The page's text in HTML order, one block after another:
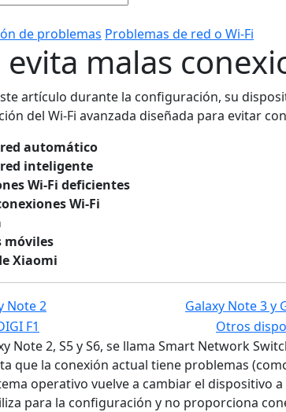
de problemas Problemas de red o Wi-Fi
malas
artículo durante la configuración, su
del Wi-Fi avanzada diseñada para evitar
automático
inteligente
Wi-Fi deficientes
Wi-Fi
móviles
Xiaomi
Note 2 Galaxy Note 3 y
F1
Otros
Note 2, S5 y S6, se llama Smart Network
que la conexión actual tiene problemas
operativo vuelve a cambiar el dispositivo
para la configuración y no proporciona